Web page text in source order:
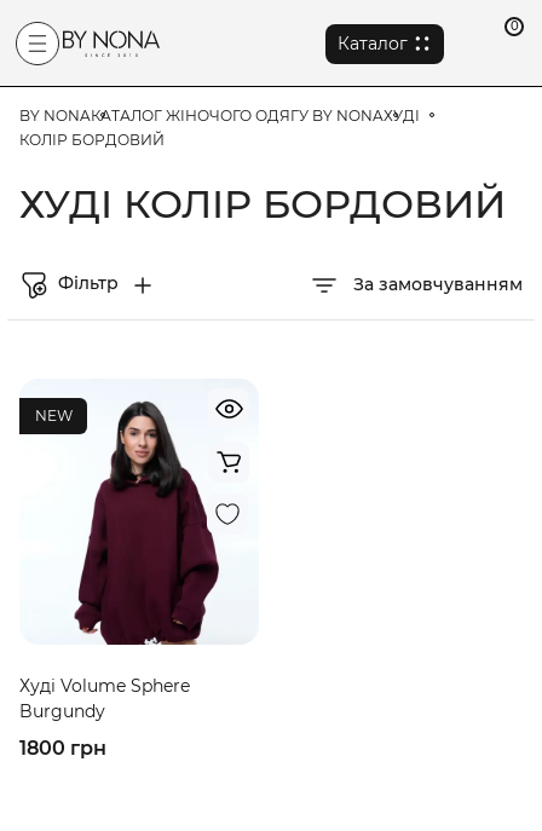
Каталог
0
BY NONAКАТАЛОГ ЖІНОЧОГО ОДЯГУ BY NONAХУДІ
КОЛІР БОРДОВИЙ
ХУДІ КОЛІР БОРДОВИЙ
Фільтр За замовчуванням
NEW
Худі Volume Sphere
Burgundy
1800 грн